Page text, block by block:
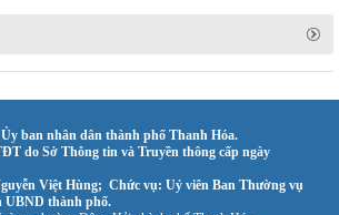
ban nhân dân thành phố Thanh Hóa.
do Sở Thông tin và Truyền thông cấp ngày
Việt Hùng; Chức vụ: Uỷ viên Ban Thường vụ
UBND thành phố.